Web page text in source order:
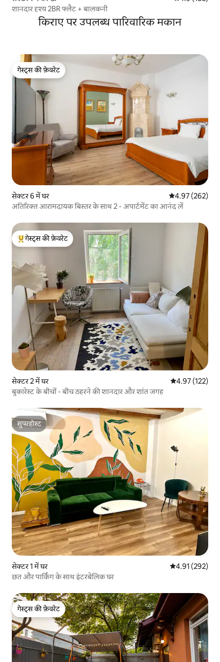
शानदार दृश्य 2BR फ्लैट + बालकनी
किराए पर उपलब्ध पारिवारिक मकान
गेस्ट्स की फ़ेवरेट
गेस्ट्स की फ़ेवरेट
सेक्टर 6 में घर औसत रेटिंग 5 में से
4.97 (262)
अतिरिक्त आरामदायक बिस्तर के साथ 2 - अपार्टमेंट का आनंद लें
गेस्ट्स का टॉप फ़ेवरेट
गेस्ट्स की फ़ेवरेट
सेक्टर 2 में घर औसत रेटिंग 5 में से
4.97 (122)
बुकारेस्ट के बीचों - बीच ठहरने की शानदार और शांत जगह
सुपरहोस्ट
सुपरहोस्ट
सेक्टर 1 में घर औसत रेटिंग 5 में से
4.91 (292)
छत और पार्किंग के साथ इंटरबेलिक घर
गेस्ट्स की फ़ेवरेट
गेस्ट्स की फ़ेवरेट